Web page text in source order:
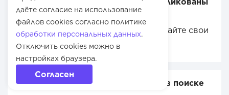
даёте согласие на использование
файлов cookies согласно политике
обработки персональных данных.
Отключить cookies можно в
настройках браузера.
Согласен
в блоге Rookee!
Предлагайте экспертов или присылайте свои
статьи на почту
editor@rookee.ru
Улучшить видимость и позиции в поиске